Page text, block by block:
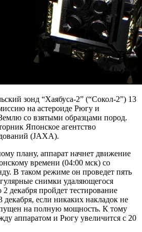
зонд “Хаябуса-2” (“Сокол-2”) 13
на астероиде Рюгу и
со взятыми образцами пород.
Японское агентство
(JAXA).
плану, аппарат начнет движение
времени (04:00 мск) со
В таком режиме он проведет пять
снимки удаляющегося
2 декабря пройдет тестирование
декабря, если никаких накладок не
на полную мощность. К тому
аппаратом и Рюгу увеличится с 20